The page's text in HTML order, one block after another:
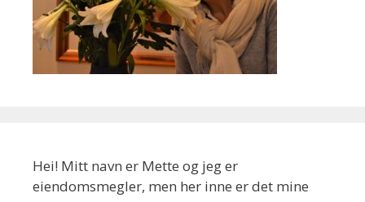
Hei! Mitt navn er Mette og jeg er
eiendomsmegler, men her inne er det mine